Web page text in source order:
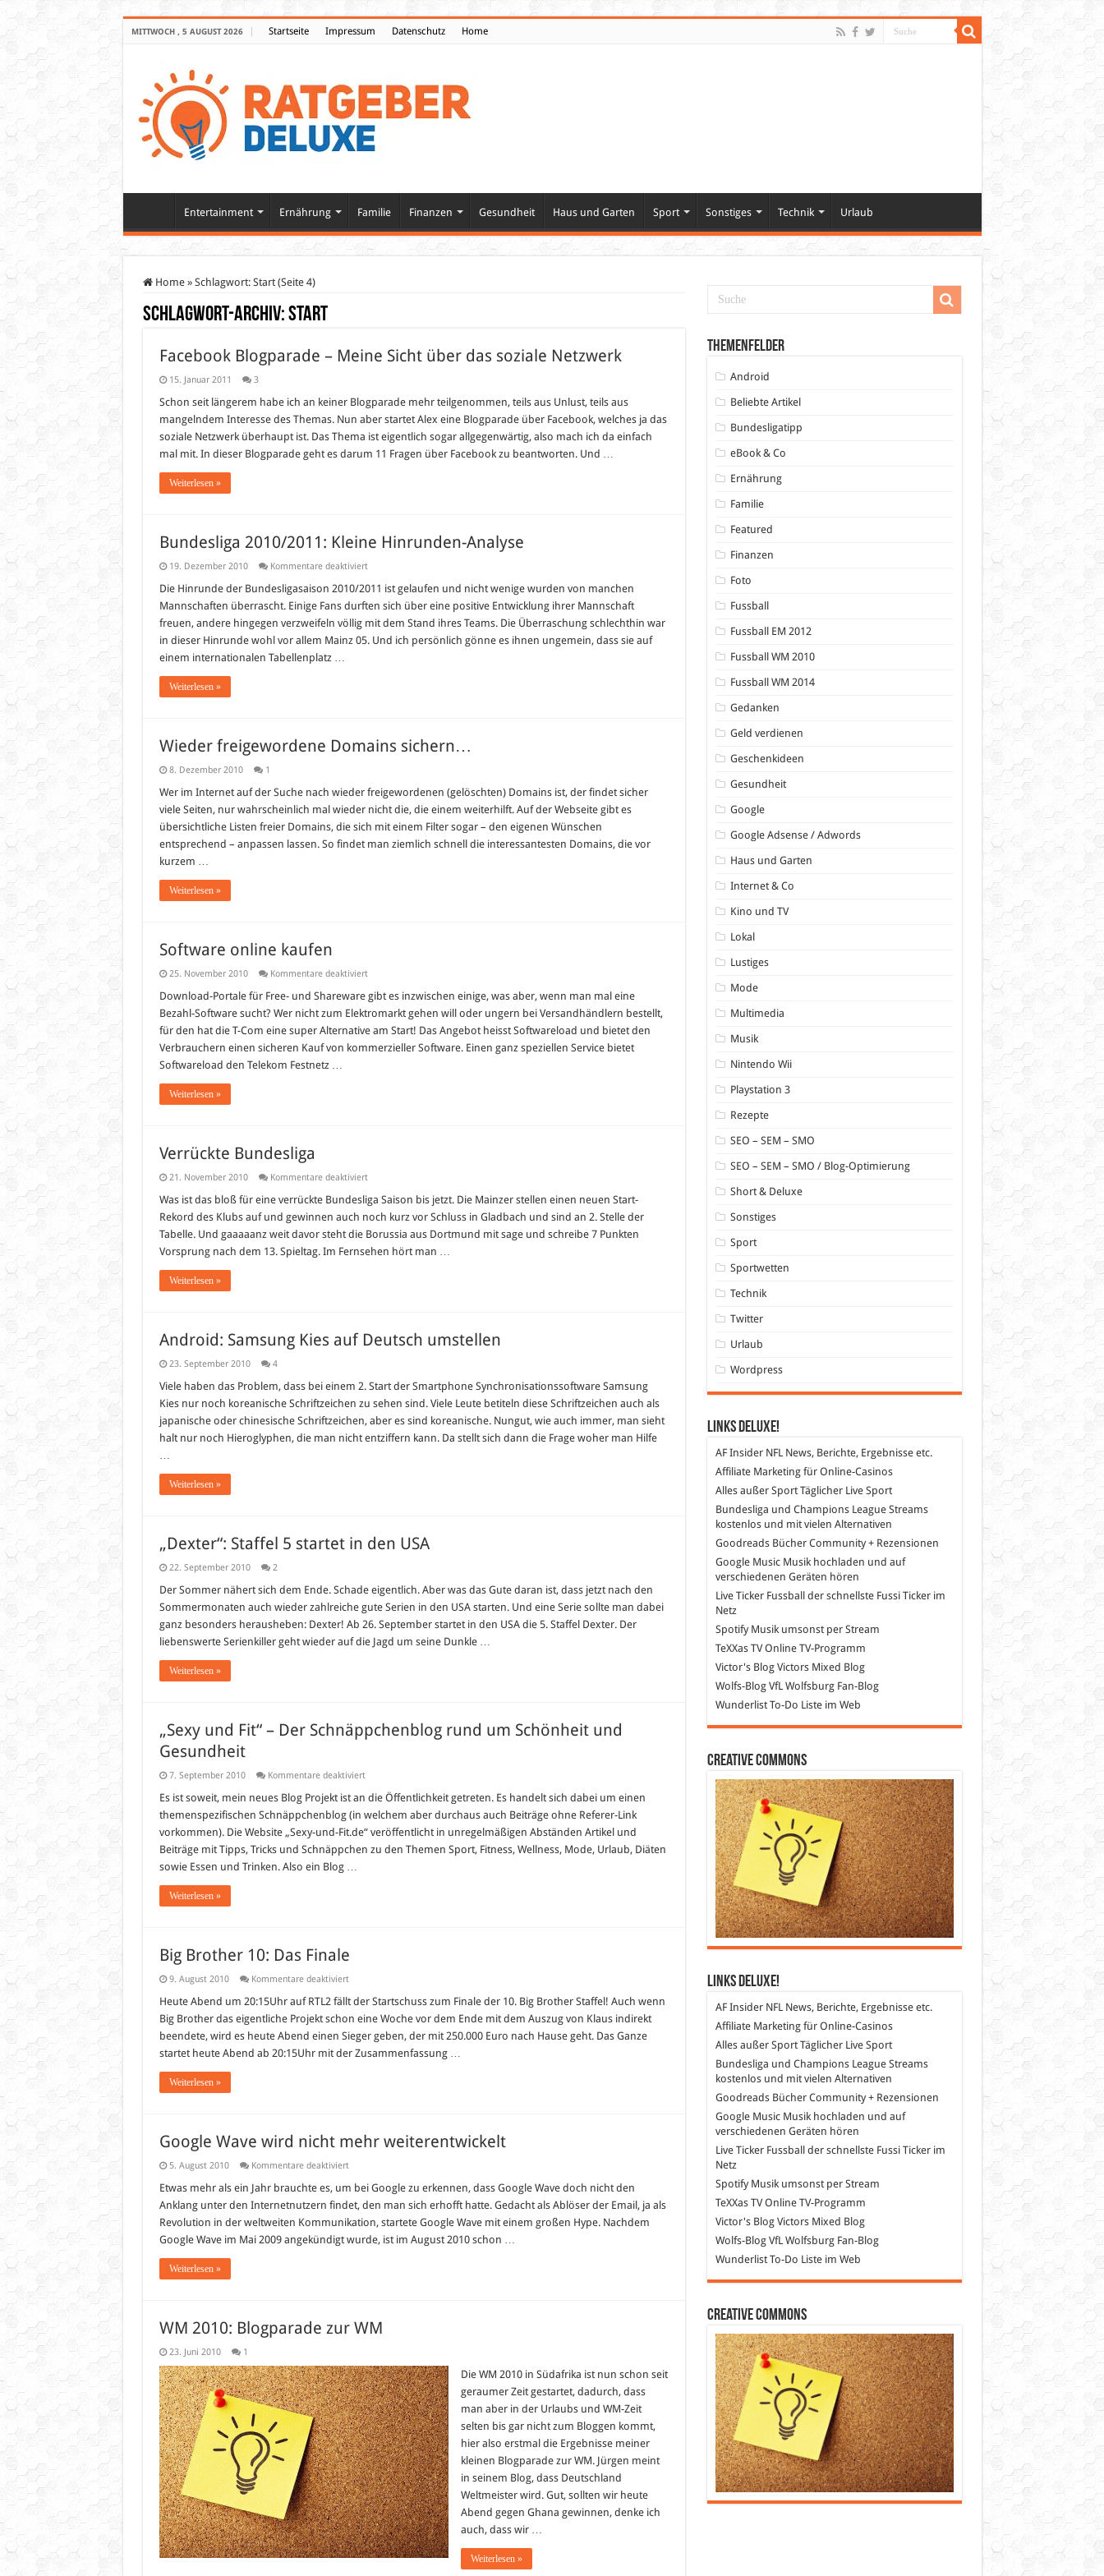
MITTWOCH , 5 AUGUST 2026 Startseite Impressum Datenschutz Home
Entertainment Ernährung Familie Finanzen Gesundheit Haus und Garten Sport Sonstiges Technik Urlaub
Home » Schlagwort: Start(Seite 4)
Schlagwort-Archiv:Start
Facebook Blogparade – Meine Sicht über das soziale Netzwerk
15. Januar 2011 3
Schon seit längerem habe ich an keiner Blogparade mehr teilgenommen, teils aus Unlust, teils aus
mangelndem Interesse des Themas. Nun aber startet Alex eine Blogparade über Facebook, welches ja das
soziale Netzwerk überhaupt ist. Das Thema ist eigentlich sogar allgegenwärtig, also mach ich da einfach
mal mit. In dieser Blogparade geht es darum 11 Fragen über Facebook zu beantworten. Und …
Weiterlesen »
Bundesliga 2010/2011: Kleine Hinrunden-Analyse
19. Dezember 2010 Kommentare deaktiviertfür
2010/2011:
Hinrunden-
Analyse
Die Hinrunde der Bundesligasaison 2010/2011 ist gelaufen und nicht wenige wurden von manchen
Mannschaften überrascht. Einige Fans durften sich über eine positive Entwicklung ihrer Mannschaft
freuen, andere hingegen verzweifeln völlig mit dem Stand ihres Teams. Die Überraschung schlechthin war
in dieser Hinrunde wohl vor allem Mainz 05. Und ich persönlich gönne es ihnen ungemein, dass sie auf
einem internationalen Tabellenplatz …
Weiterlesen »
Wieder freigewordene Domains sichern…
8. Dezember 2010 1
Wer im Internet auf der Suche nach wieder freigewordenen (gelöschten) Domains ist, der findet sicher
viele Seiten, nur wahrscheinlich mal wieder nicht die, die einem weiterhilft. Auf der Webseite gibt es
übersichtliche Listen freier Domains, die sich mit einem Filter sogar – den eigenen Wünschen
entsprechend – anpassen lassen. So findet man ziemlich schnell die interessantesten Domains, die vor
kurzem …
Weiterlesen »
Software online kaufen
25. November 2010 Kommentare deaktiviertfür
online
kaufen
Download-Portale für Free- und Shareware gibt es inzwischen einige, was aber, wenn man mal eine
Bezahl-Software sucht? Wer nicht zum Elektromarkt gehen will oder ungern bei Versandhändlern bestellt,
für den hat die T-Com eine super Alternative am Start! Das Angebot heisst Softwareload und bietet den
Verbrauchern einen sicheren Kauf von kommerzieller Software. Einen ganz speziellen Service bietet
Softwareload den Telekom Festnetz …
Weiterlesen »
Verrückte Bundesliga
21. November 2010 Kommentare deaktiviertfür
Bundesliga
Was ist das bloß für eine verrückte Bundesliga Saison bis jetzt. Die Mainzer stellen einen neuen Start-
Rekord des Klubs auf und gewinnen auch noch kurz vor Schluss in Gladbach und sind an 2. Stelle der
Tabelle. Und gaaaaanz weit davor steht die Borussia aus Dortmund mit sage und schreibe 7 Punkten
Vorsprung nach dem 13. Spieltag. Im Fernsehen hört man …
Weiterlesen »
Android: Samsung Kies auf Deutsch umstellen
23. September 2010 4
Viele haben das Problem, dass bei einem 2. Start der Smartphone Synchronisationssoftware Samsung
Kies nur noch koreanische Schriftzeichen zu sehen sind. Viele Leute betiteln diese Schriftzeichen auch als
japanische oder chinesische Schriftzeichen, aber es sind koreanische. Nungut, wie auch immer, man sieht
halt nur noch Hieroglyphen, die man nicht entziffern kann. Da stellt sich dann die Frage woher man Hilfe
…
Weiterlesen »
„Dexter“: Staffel 5 startet in den USA
22. September 2010 2
Der Sommer nähert sich dem Ende. Schade eigentlich. Aber was das Gute daran ist, dass jetzt nach den
Sommermonaten auch wieder zahlreiche gute Serien in den USA starten. Und eine Serie sollte man dabei
ganz besonders herausheben: Dexter! Ab 26. September startet in den USA die 5. Staffel Dexter. Der
liebenswerte Serienkiller geht wieder auf die Jagd um seine Dunkle …
Weiterlesen »
„Sexy und Fit“ – Der Schnäppchenblog rund um Schönheit und
Gesundheit
7. September 2010 Kommentare deaktiviertfür
und
–
Der
Schnäppchenblog
rund
Es ist soweit, mein neues Blog Projekt ist an die Öffentlichkeit getreten. Es handelt sich dabei um einen
themenspezifischen Schnäppchenblog (in welchem aber durchaus auch Beiträge ohne Referer-Link
vorkommen). Die Website „Sexy-und-Fit.de“ veröffentlicht in unregelmäßigen Abständen Artikel und
Beiträge mit Tipps, Tricks und Schnäppchen zu den Themen Sport, Fitness, Wellness, Mode, Urlaub, Diäten
sowie Essen und Trinken. Also ein Blog …
Weiterlesen »
Big Brother 10: Das Finale
9. August 2010 Kommentare deaktiviertfür
Brother
Das
Finale
Heute Abend um 20:15Uhr auf RTL2 fällt der Startschuss zum Finale der 10. Big Brother Staffel! Auch wenn
Big Brother das eigentliche Projekt schon eine Woche vor dem Ende mit dem Auszug von Klaus indirekt
beendete, wird es heute Abend einen Sieger geben, der mit 250.000 Euro nach Hause geht. Das Ganze
startet heute Abend ab 20:15Uhr mit der Zusammenfassung …
Weiterlesen »
Google Wave wird nicht mehr weiterentwickelt
5. August 2010 Kommentare deaktiviertfür
Wave
nicht
mehr
weiterentwickelt
Etwas mehr als ein Jahr brauchte es, um bei Google zu erkennen, dass Google Wave doch nicht den
Anklang unter den Internetnutzern findet, den man sich erhofft hatte. Gedacht als Ablöser der Email, ja als
Revolution in der weltweiten Kommunikation, startete Google Wave mit einem großen Hype. Nachdem
Google Wave im Mai 2009 angekündigt wurde, ist im August 2010 schon …
Weiterlesen »
WM 2010: Blogparade zur WM
23. Juni 2010 1
Die WM 2010 in Südafrika ist nun schon seit
geraumer Zeit gestartet, dadurch, dass
man aber in der Urlaubs und WM-Zeit
selten bis gar nicht zum Bloggen kommt,
hier also erstmal die Ergebnisse meiner
kleinen Blogparade zur WM. Jürgen meint
in seinem Blog, dass Deutschland
Weltmeister wird. Gut, sollten wir heute
Abend gegen Ghana gewinnen, denke ich
auch, dass wir …
Weiterlesen »
Themenfelder
Android
Beliebte Artikel
Bundesligatipp
eBook & Co
Ernährung
Familie
Featured
Finanzen
Foto
Fussball
Fussball EM 2012
Fussball WM 2010
Fussball WM 2014
Gedanken
Geld verdienen
Geschenkideen
Gesundheit
Google
Google Adsense / Adwords
Haus und Garten
Internet & Co
Kino und TV
Lokal
Lustiges
Mode
Multimedia
Musik
Nintendo Wii
Playstation 3
Rezepte
SEO – SEM – SMO
SEO – SEM – SMO / Blog-Optimierung
Short & Deluxe
Sonstiges
Sport
Sportwetten
Technik
Twitter
Urlaub
Wordpress
Links DeLuXe!
AF InsiderNFL News, Berichte, Ergebnisse etc.
Affiliate Marketingfür Online-Casinos
Alles außer SportTäglicher Live Sport
Bundesliga und Champions League Streams
kostenlos und mit vielen Alternativen
GoodreadsBücher Community + Rezensionen
Google MusicMusik hochladen und auf
verschiedenen Geräten hören
Live Ticker Fussball
der schnellste Fussi Ticker im
Netz
SpotifyMusik umsonst per Stream
TeXXas TVOnline TV-Programm
Victor's BlogVictors Mixed Blog
Wolfs-BlogVfL Wolfsburg Fan-Blog
WunderlistTo-Do Liste im Web
Creative Commons
Links DeLuXe!
AF InsiderNFL News, Berichte, Ergebnisse etc.
Affiliate Marketingfür Online-Casinos
Alles außer SportTäglicher Live Sport
Bundesliga und Champions League Streams
kostenlos und mit vielen Alternativen
GoodreadsBücher Community + Rezensionen
Google MusicMusik hochladen und auf
verschiedenen Geräten hören
Live Ticker Fussball
der schnellste Fussi Ticker im
Netz
SpotifyMusik umsonst per Stream
TeXXas TVOnline TV-Programm
Victor's BlogVictors Mixed Blog
Wolfs-BlogVfL Wolfsburg Fan-Blog
WunderlistTo-Do Liste im Web
Creative Commons